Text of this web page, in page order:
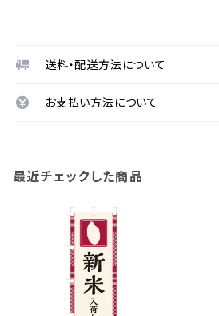
送料・配送方法について
お支払い方法について
最近チェックした商品